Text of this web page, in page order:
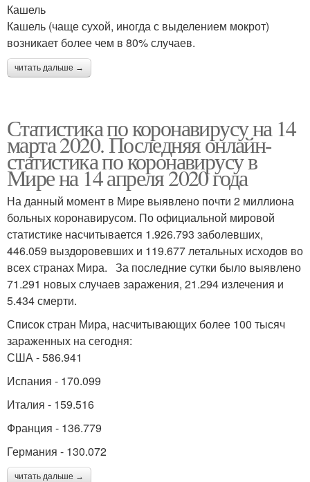
Кашель
Кашель (чаще сухой, иногда с выделением мокрот)
возникает более чем в 80% случаев.
читать дальше →
Статистика по коронавирусу на 14
марта 2020. Последняя онлайн-
статистика по коронавирусу в
Мире на 14 апреля 2020 года
На данный момент в Мире выявлено почти 2 миллиона
больных коронавирусом. По официальной мировой
статистике насчитывается 1.926.793 заболевших,
446.059 выздоровевших и 119.677 летальных исходов во
всех странах Мира. За последние сутки было выявлено
71.291 новых случаев заражения, 21.294 излечения и
5.434 смерти.
Список стран Мира, насчитывающих более 100 тысяч
зараженных на сегодня:
США - 586.941
Испания - 170.099
Италия - 159.516
Франция - 136.779
Германия - 130.072
читать дальше →